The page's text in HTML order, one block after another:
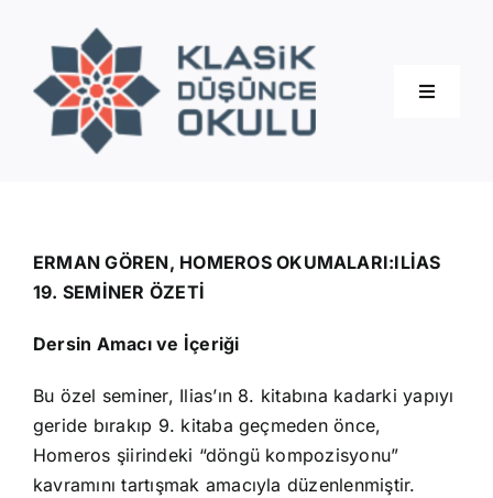
content
Toggle
Eğitimler
İletişim
ERMAN GÖREN, HOMEROS OKUMALARI:ILİAS
19. SEMİNER ÖZETİ
Dersin Amacı ve İçeriği
Bu özel seminer, Ilias’ın 8. kitabına kadarki yapıyı
geride bırakıp 9. kitaba geçmeden önce,
Homeros şiirindeki “döngü kompozisyonu”
kavramını tartışmak amacıyla düzenlenmiştir.